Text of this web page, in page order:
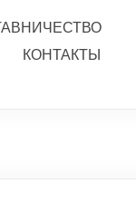
КОНТАКТЫ